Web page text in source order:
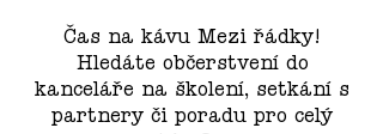
​Čas na kávu Mezi řádky!
Hledáte občerstvení do
kanceláře na školení, setkání s
partnery či poradu pro celý